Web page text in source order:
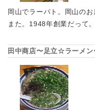
岡山でラーパト。岡山の
また。1948年創業だって
田中商店〜足立☆ラーメン